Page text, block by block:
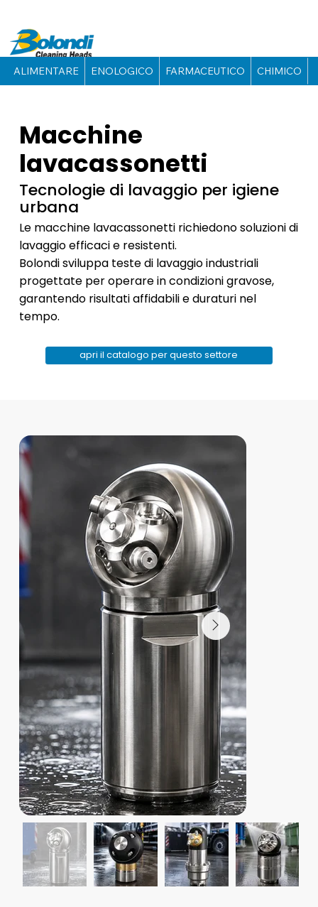
ALIMENTARE ENOLOGICO FARMACEUTICO CHIMICO
Macchine
lavacassonetti
Tecnologie di lavaggio per igiene
urbana
Le macchine lavacassonetti richiedono soluzioni di
lavaggio efficaci e resistenti.
Bolondi sviluppa teste di lavaggio industriali
progettate per operare in condizioni gravose,
garantendo risultati affidabili e duraturi nel
tempo.
apri il catalogo per questo settore